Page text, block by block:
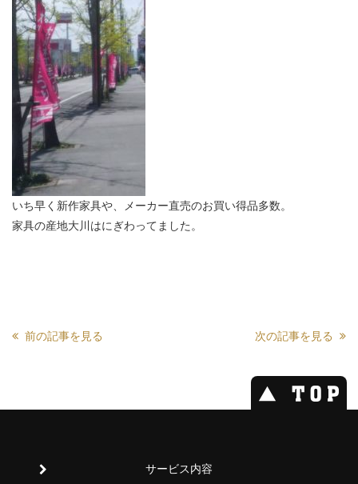
いち早く新作家具や、メーカー直売のお買い得品多数。
家具の産地大川はにぎわってました。
前の記事を見る 次の記事を見る
サービス内容